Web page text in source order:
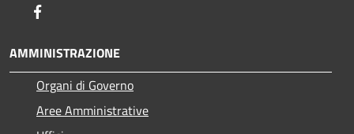
AMMINISTRAZIONE
Organi di Governo
Aree Amministrative